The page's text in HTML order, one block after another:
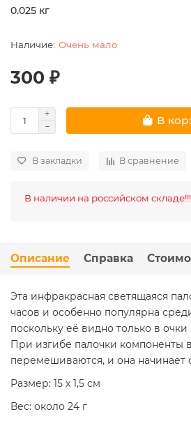
0.025 кг
Очень мало
300 ₽
В
В закладки В сравнение
В наличии на российском складе!!!
Описание Справка
Эта инфракрасная светящаяся
часов и особенно популярна
поскольку её видно только в
При изгибе палочки компоненты
перемешиваются, и она начинает
Размер: 15 x 1,5 см
Вес: около 24 г